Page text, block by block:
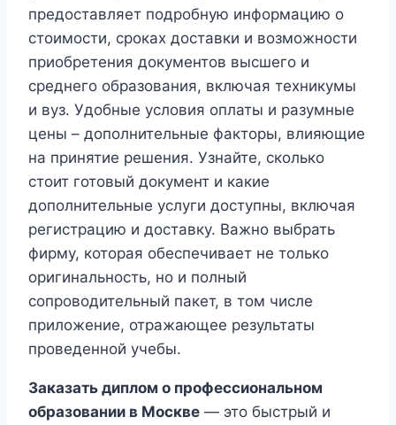
предоставляет подробную информацию о
стоимости, сроках доставки и возможности
приобретения документов высшего и
среднего образования, включая техникумы
и вуз. Удобные условия оплаты и разумные
цены – дополнительные факторы, влияющие
на принятие решения. Узнайте, сколько
стоит готовый документ и какие
дополнительные услуги доступны, включая
регистрацию и доставку. Важно выбрать
фирму, которая обеспечивает не только
оригинальность, но и полный
сопроводительный пакет, в том числе
приложение, отражающее результаты
проведенной учебы.
Заказать диплом о профессиональном
образовании в Москве — это быстрый и